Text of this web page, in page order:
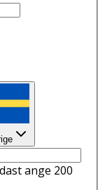
ange 200